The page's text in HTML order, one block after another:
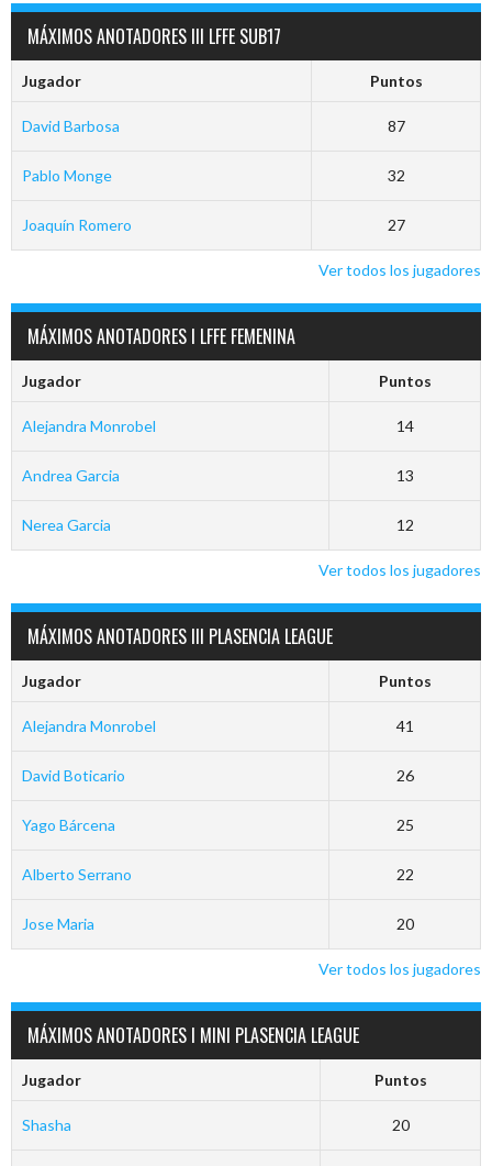
MÁXIMOS ANOTADORES III LFFE SUB17
Jugador Puntos
David Barbosa 87
Pablo Monge 32
Joaquín Romero 27
Ver todos los jugadores
MÁXIMOS ANOTADORES I LFFE FEMENINA
Jugador Puntos
Alejandra Monrobel 14
Andrea Garcia 13
Nerea Garcia 12
Ver todos los jugadores
MÁXIMOS ANOTADORES III PLASENCIA LEAGUE
Jugador Puntos
Alejandra Monrobel 41
David Boticario 26
Yago Bárcena 25
Alberto Serrano 22
Jose Maria 20
Ver todos los jugadores
MÁXIMOS ANOTADORES I MINI PLASENCIA LEAGUE
Jugador Puntos
Shasha 20